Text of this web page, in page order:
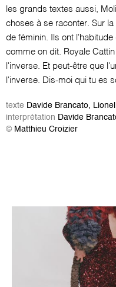
les grands textes aussi,
choses à se raconter. Sur
de féminin. Ils ont
comme on dit. Royale
l'inverse. Et peut-être que
l'inverse. Dis-moi qui tu es
texte Davide Brancato,
interprétation Davide
© Matthieu Croizier